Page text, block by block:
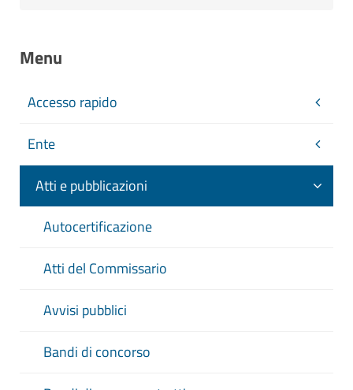
Menu
Accesso rapido
Ente
Atti e pubblicazioni
Autocertificazione
Atti del Commissario
Avvisi pubblici
Bandi di concorso